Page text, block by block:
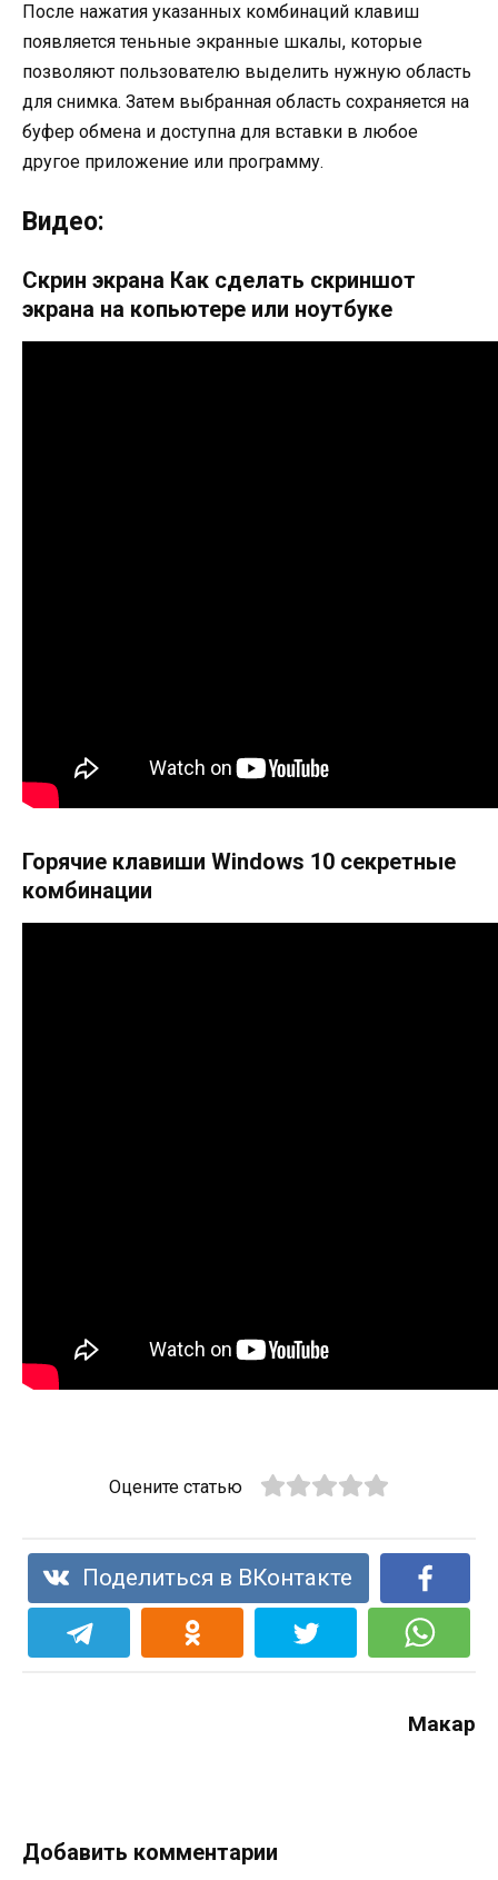
После нажатия указанных комбинаций клавиш
появляется теньные экранные шкалы, которые
позволяют пользователю выделить нужную область
для снимка. Затем выбранная область сохраняется на
буфер обмена и доступна для вставки в любое
другое приложение или программу.
Видео:
Скрин экрана Как сделать скриншот
экрана на копьютере или ноутбуке
Горячие клавиши Windows 10 секретные
комбинации
Оцените статью
Поделиться в ВКонтакте
Макар
Добавить комментарии